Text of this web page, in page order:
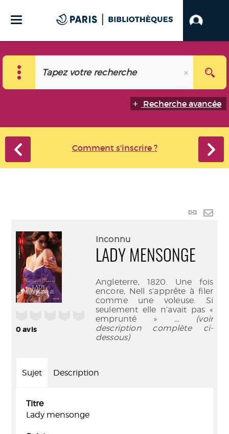
Recherche avancée
Comment s'inscrire ?
Lien
0avis
Inconnu
LADY MENSONGE
Angleterre, 1820. Une fois
encore, Nell s’apprête à filer
comme une voleuse. Si
seulement elle n’avait pas «
emprunté » ... (voir
description complète ci-
dessous)
Sujet Description
Titre
Lady mensonge